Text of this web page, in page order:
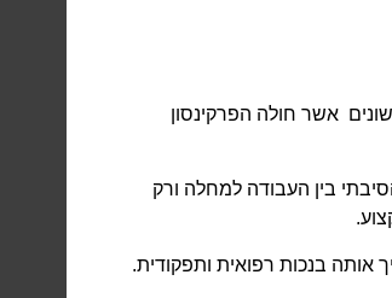
אשר חולה הפרקינסון
בין העבודה למחלה ורק
בנכות רפואית ותפקודית.